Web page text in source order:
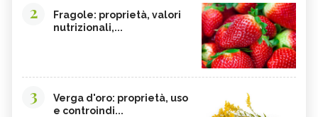
2
Fragole: proprietà, valori
nutrizionali,...
3
Verga d'oro: proprietà, uso
e controindi...